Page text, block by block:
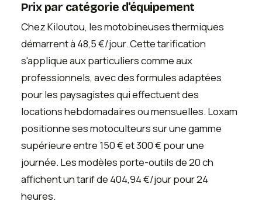
Prix par catégorie d'équipement
Chez Kiloutou, les motobineuses thermiques
démarrent à 48,5 €/jour. Cette tarification
s'applique aux particuliers comme aux
professionnels, avec des formules adaptées
pour les paysagistes qui effectuent des
locations hebdomadaires ou mensuelles. Loxam
positionne ses motoculteurs sur une gamme
supérieure entre 150 € et 300 € pour une
journée. Les modèles porte-outils de 20 ch
affichent un tarif de 404,94 €/jour pour 24
heures.